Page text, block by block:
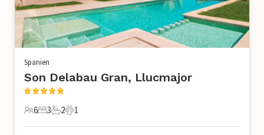
Spanien
Son Delabau Gran, Llucmajor
6 Gäste
6
3 Schlafzimmer
3
2 Badezimmer
2
1 Haustier
1